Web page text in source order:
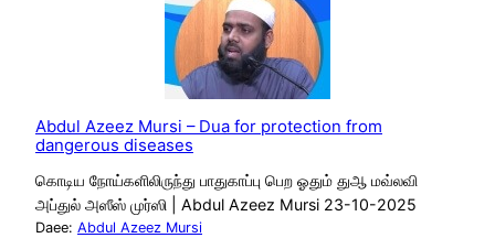
Abdul Azeez Mursi – Dua for protection from
dangerous diseases
கொடிய நோய்களிலிருந்து பாதுகாப்பு பெற ஓதும் துஆ மவ்லவி
அப்துல் அஸீஸ் முர்ஸி | Abdul Azeez Mursi 23-10-2025
Daee: Abdul Azeez Mursi